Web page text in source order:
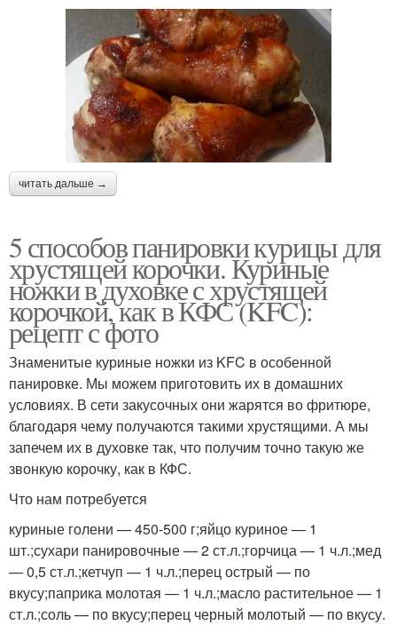
читать дальше →
5 способов панировки курицы для
хрустящей корочки. Куриные
ножки в духовке с хрустящей
корочкой, как в КФС (KFC):
рецепт с фото
Знаменитые куриные ножки из KFC в особенной
панировке. Мы можем приготовить их в домашних
условиях. В сети закусочных они жарятся во фритюре,
благодаря чему получаются такими хрустящими. А мы
запечем их в духовке так, что получим точно такую же
звонкую корочку, как в КФС.
Что нам потребуется
куриные голени — 450-500 г;яйцо куриное — 1
шт.;сухари панировочные — 2 ст.л.;горчица — 1 ч.л.;мед
— 0,5 ст.л.;кетчуп — 1 ч.л.;перец острый — по
вкусу;паприка молотая — 1 ч.л.;масло растительное — 1
ст.л.;соль — по вкусу;перец черный молотый — по вкусу.